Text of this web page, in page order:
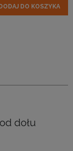
DO KOSZYKA
dołu